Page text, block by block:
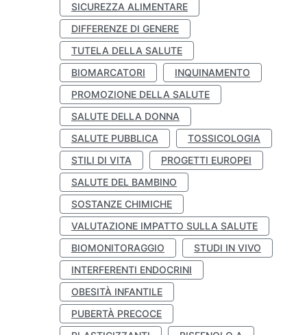
SICUREZZA ALIMENTARE
DIFFERENZE DI GENERE
TUTELA DELLA SALUTE
BIOMARCATORI
INQUINAMENTO
PROMOZIONE DELLA SALUTE
SALUTE DELLA DONNA
SALUTE PUBBLICA
TOSSICOLOGIA
STILI DI VITA
PROGETTI EUROPEI
SALUTE DEL BAMBINO
SOSTANZE CHIMICHE
VALUTAZIONE IMPATTO SULLA SALUTE
BIOMONITORAGGIO
STUDI IN VIVO
INTERFERENTI ENDOCRINI
OBESITÀ INFANTILE
PUBERTÀ PRECOCE